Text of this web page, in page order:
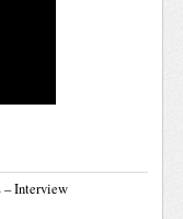
– Interview